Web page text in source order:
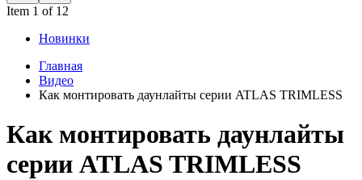
Item 1 of 12
Новинки
Главная
Видео
Как монтировать даунлайты серии ATLAS TRIMLESS
Как монтировать даунлайты
серии ATLAS TRIMLESS